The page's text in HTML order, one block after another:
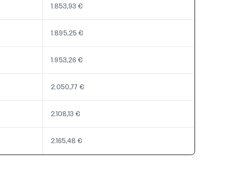
1.853,93 €
1.895,25 €
1.953,26 €
2.050,77 €
2.108,13 €
2.165,48 €